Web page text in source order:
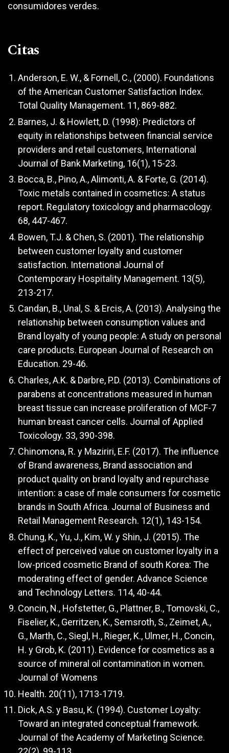
consumidores verdes.
Citas
Anderson, E. W., & Fornell, C., (2000). Foundations
of the American Customer Satisfaction Index.
Total Quality Management. 11, 869-882.
Barnes, J. & Howlett, D. (1998): Predictors of
equity in relationships between financial service
providers and retail customers, International
Journal of Bank Marketing, 16(1), 15-23.
Bocca, B., Pino, A., Alimonti, A. & Forte, G. (2014).
Toxic metals contained in cosmetics: A status
report. Regulatory toxicology and pharmacology.
68, 447-467.
Bowen, T.J. & Chen, S. (2001). The relationship
between customer loyalty and customer
satisfaction. International Journal of
Contemporary Hospitality Management. 13(5),
213-217.
Candan, B., Unal, S. & Ercis, A. (2013). Analysing the
relationship between consumption values and
Brand loyalty of young people: A study on personal
care products. European Journal of Research on
Education. 29-46.
Charles, A.K. & Darbre, P.D. (2013). Combinations of
parabens at concentrations measured in human
breast tissue can increase proliferation of MCF-7
human breast cancer cells. Journal of Applied
Toxicology. 33, 390-398.
Chinomona, R. y Maziriri, E.F. (2017). The influence
of Brand awareness, Brand association and
product quality on brand loyalty and repurchase
intention: a case of male consumers for cosmetic
brands in South Africa. Journal of Business and
Retail Management Research. 12(1), 143-154.
Chung, K., Yu, J., Kim, W. y Shin, J. (2015). The
effect of perceived value on customer loyalty in a
low-priced cosmetic Brand of south Korea: The
moderating effect of gender. Advance Science
and Technology Letters. 114, 40-44.
Concin, N., Hofstetter, G., Plattner, B., Tomovski, C.,
Fiselier, K., Gerritzen, K., Semsroth, S., Zeimet, A.,
G., Marth, C., Siegl, H., Rieger, K., Ulmer, H., Concin,
H. y Grob, K. (2011). Evidence for cosmetics as a
source of mineral oil contamination in women.
Journal of Womens
Health. 20(11), 1713-1719.
Dick, A.S. y Basu, K. (1994). Customer Loyalty:
Toward an integrated conceptual framework.
Journal of the Academy of Marketing Science.